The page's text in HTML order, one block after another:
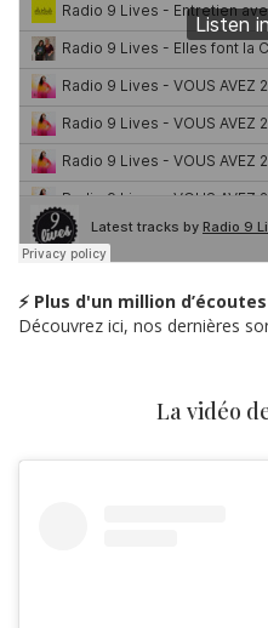
⚡ Plus d'un million
Découvrez ici, nos dernières
La vidéo